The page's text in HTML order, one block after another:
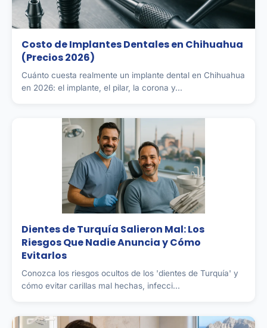
Costo de Implantes Dentales en Chihuahua
(Precios 2026)
Cuánto cuesta realmente un implante dental en Chihuahua
en 2026: el implante, el pilar, la corona y...
Dientes de Turquía Salieron Mal: Los
Riesgos Que Nadie Anuncia y Cómo
Evitarlos
Conozca los riesgos ocultos de los 'dientes de Turquía' y
cómo evitar carillas mal hechas, infecci...